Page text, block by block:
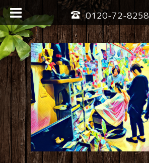
0120-72-8258